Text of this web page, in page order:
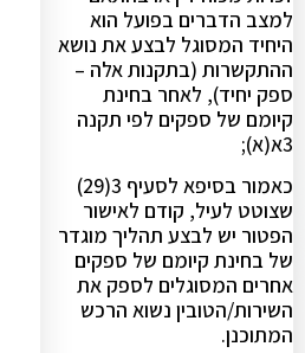
למצב הדברים בפועל הוא
היחיד המסוגל לבצע את נושא
ההתקשרות (בתקנות אלה –
ספק יחיד), לאחר בחינת
קיומם של ספקים לפי תקנה
3א(א);
כאמור בסיפא לסעיף 3(29)
שצוטט לעיל, קודם לאישור
הפטור יש לבצע תהליך מוגדר
של בחינת קיומם של ספקים
אחרים המסוגלים לספק את
השירות/הטובין נשוא הרכש
המתוכנן.